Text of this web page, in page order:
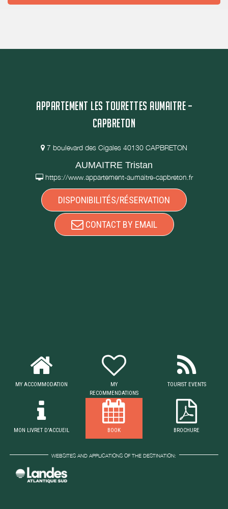
APPARTEMENT LES TOURETTES AUMAITRE –
CAPBRETON
7 boulevard des Cigales 40130 CAPBRETON
AUMAITRE Tristan
https://www.appartement-aumaitre-capbreton.fr
DISPONIBILITÉS/RÉSERVATION
CONTACT BY EMAIL
MY ACCOMMODATION
MY
RECOMMENDATIONS
TOURIST EVENTS
MON LIVRET D'ACCUEIL BOOK BROCHURE
WEBSITES AND APPLICATIONS OF THE DESTINATION: